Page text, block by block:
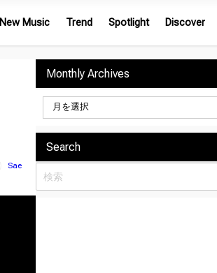
New Music Trend Spotlight Discover
Sae
Monthly Archives
Search